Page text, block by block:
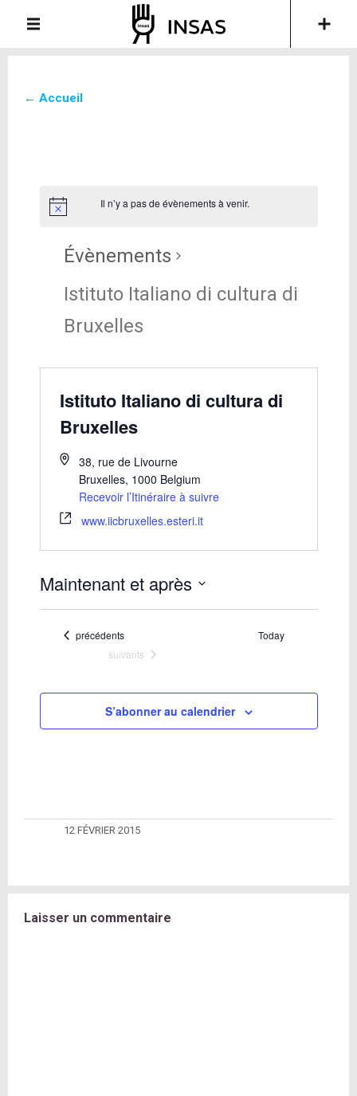
← Accueil
Il n’y a pas de évènements à venir.
Évènements
Istituto Italiano di cultura di
Bruxelles
Istituto Italiano di cultura di
Bruxelles
38, rue de Livourne
Bruxelles, 1000 Belgium
Recevoir l’Itinéraire à suivre
www.iicbruxelles.esteri.it
Maintenant et après
date.
Évènements
précédents
Today
Évènements
suivants
S’abonner au calendrier
12 FÉVRIER 2015
Laisser un commentaire